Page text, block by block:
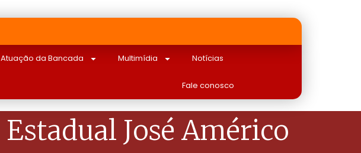
Atuação da Bancada Multimídia Notícias
Fale conosco
José Américo